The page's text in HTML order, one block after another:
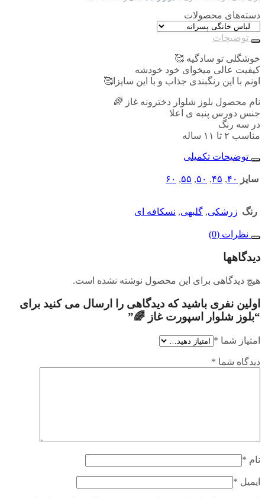
دسته‌های محصولات
توضیحات
خوشگلی تو سادگیه 🥰
کیفیت عالی میخوای خود خودشه
اونم با این رنگبندی جذاب و با این سایزا🥰
نام محصول بلوز شلوار دخترونه غاز 🌈
جنس دورس پنبه ی اعلا
در سه رنگ
مناسب ۲ تا ۱۱ ساله
توضیحات تکمیلی
سایز ۴۰, ۴۵, ۵۰, ۵۵, ۶۰
رنگ زرشکی, گلبهی, نسکافه ای
نظرات (0)
دیدگاهها
هیچ دیدگاهی برای این محصول نوشته نشده است.
اولین نفری باشید که دیدگاهی را ارسال می کنید برای
“بلوز شلوار اسپورت غاز 🌈”
امتیاز شما *
دیدگاه شما *
نام *
ایمیل *